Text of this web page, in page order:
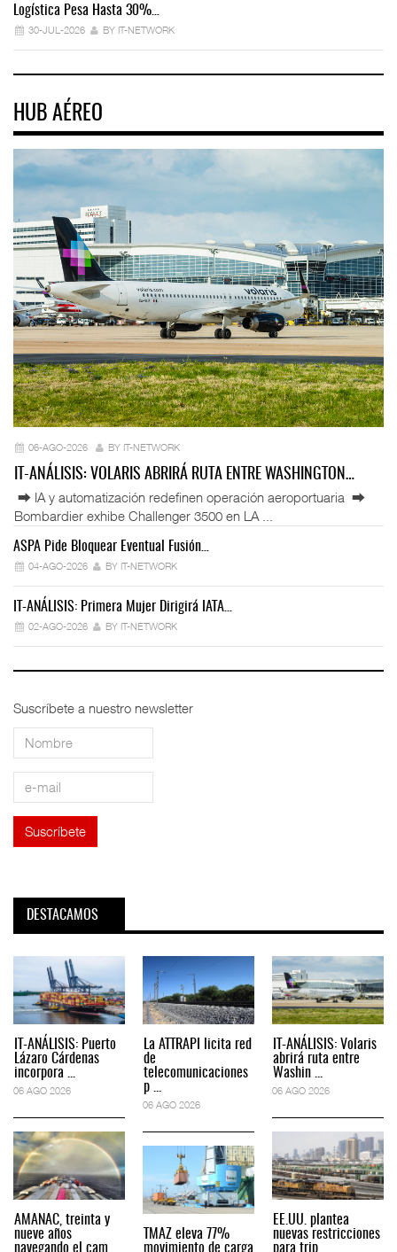
Logística Pesa Hasta 30%…
30-JUL-2026 BY IT-NETWORK
HUB AÉREO
06-AGO-2026 BY IT-NETWORK
IT-ANÁLISIS: VOLARIS ABRIRÁ RUTA ENTRE WASHINGTON…
⮕ IA y automatización redefinen operación aeroportuaria ⮕
Bombardier exhibe Challenger 3500 en LA ...
ASPA Pide Bloquear Eventual Fusión…
04-AGO-2026 BY IT-NETWORK
IT-ANÁLISIS: Primera Mujer Dirigirá IATA…
02-AGO-2026 BY IT-NETWORK
Suscríbete a nuestro newsletter
DESTACAMOS
IT-ANÁLISIS: Puerto
Lázaro Cárdenas
incorpora ...
06 AGO 2026
AMANAC, treinta y
nueve años
navegando el cam ...
La ATTRAPI licita red
de
telecomunicaciones
p ...
06 AGO 2026
TMAZ eleva 77%
movimiento de carga
IT-ANÁLISIS: Volaris
abrirá ruta entre
Washin ...
06 AGO 2026
EE.UU. plantea
nuevas restricciones
para trip ...